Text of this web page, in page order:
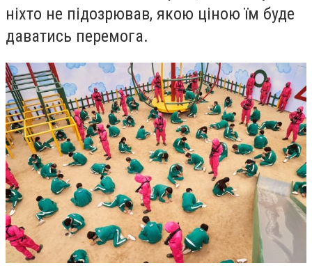
ніхто не підозрював, якою ціною їм буде
даватись перемога.